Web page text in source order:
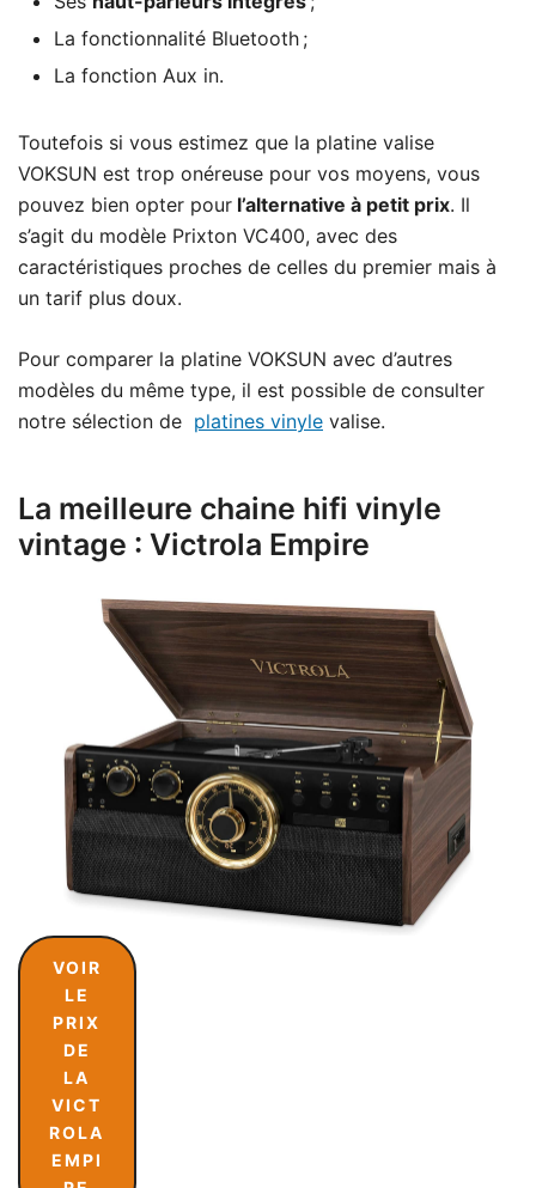
La fonctionnalité Bluetooth ;
La fonction Aux in.
Toutefois si vous estimez que la platine valise
VOKSUN est trop onéreuse pour vos moyens, vous
pouvez bien opter pour l’alternative à petit prix. Il
s’agit du modèle Prixton VC400, avec des
caractéristiques proches de celles du premier mais à
un tarif plus doux.
Pour comparer la platine VOKSUN avec d’autres
modèles du même type, il est possible de consulter
notre sélection de platines vinyle valise.
La meilleure chaine hifi vinyle
vintage : Victrola Empire
VOIR
LE
PRIX
DE
LA
VICT
ROLA
EMPI